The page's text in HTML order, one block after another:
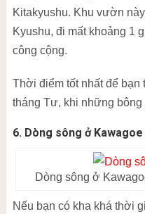
Kitakyushu. Khu vườn
Kyushu, đi mất khoảng 1
công cộng.
Thời điểm tốt nhất để
tháng Tư, khi những
6. Dòng sông ở Kawagoe
Dòng sông ở
Nếu bạn có kha khá thời